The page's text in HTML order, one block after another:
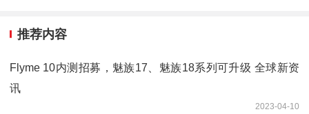
推荐内容
Flyme 10内测招募，魅族17、魅族18系列可升级 全球新资
讯
2023-04-10